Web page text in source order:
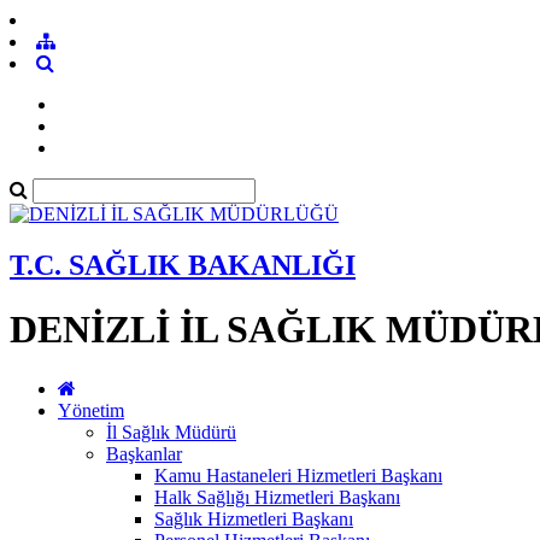
T.C. SAĞLIK BAKANLIĞI
DENİZLİ İL SAĞLIK
Yönetim
İl Sağlık Müdürü
Başkanlar
Kamu Hastaneleri Hizmetleri Başkanı
Halk Sağlığı Hizmetleri Başkanı
Sağlık Hizmetleri Başkanı